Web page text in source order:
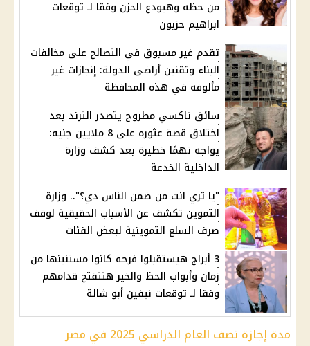
من حظه وهيودع الحزن وفقا لـ توقعات
ابراهيم حزبون
تقدم غير مسبوق في التصالح على مخالفات
البناء وتقنين أراضى الدولة: إنجازات غير
مألوفه في هذه المحافظة
سائق تاكسي مطروح يتصدر الترند بعد
اختلاق قصة عثوره على 8 ملايين جنيه:
يواجه تهمًا خطيرة بعد كشف وزارة
الداخلية الخدعة
"يا تري انت من ضمن الناس دي؟".. وزارة
التموين تكشف عن الأسباب الحقيقية لوقف
صرف السلع التموينية لبعض الفئات
3 أبراج هيستقبلوا فرحه كانوا مستنينها من
زمان وأبواب الحظ والخير هتتفتح قدامهم
وفقا لـ توقعات نيفين أبو شالة
مدة إجازة نصف العام الدراسي 2025 في مصر